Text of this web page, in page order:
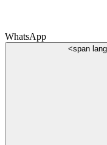
WhatsApp
<span